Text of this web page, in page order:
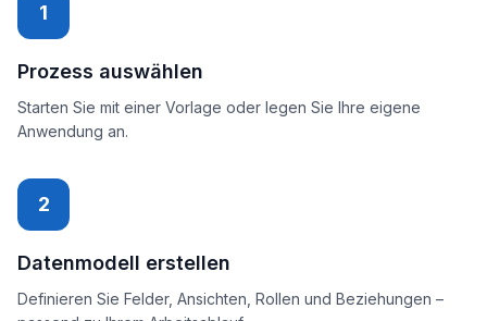
1
Prozess auswählen
Starten Sie mit einer Vorlage oder legen Sie Ihre eigene
Anwendung an.
2
Datenmodell erstellen
Definieren Sie Felder, Ansichten, Rollen und Beziehungen –